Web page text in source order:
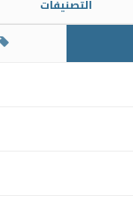
التصنيفات